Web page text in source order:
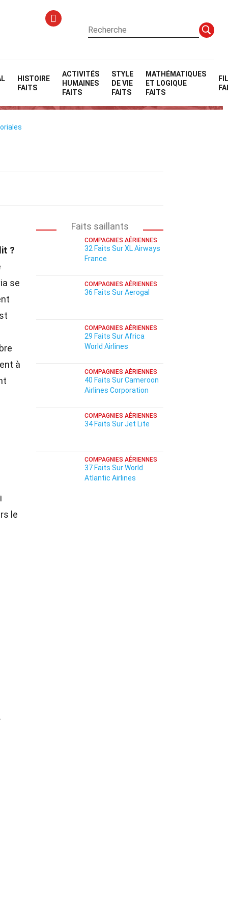
HISTOIRE
FAITS
ACTIVITÉS
HUMAINES
FAITS
STYLE
DE VIE
FAITS
MATHÉMATIQUES
ET LOGIQUE
FAITS
?
se
à
le
Faits saillants
COMPAGNIES AÉRIENNES
32 Faits Sur XL Airways
France
COMPAGNIES AÉRIENNES
36 Faits Sur Aerogal
COMPAGNIES AÉRIENNES
29 Faits Sur Africa
World Airlines
COMPAGNIES AÉRIENNES
40 Faits Sur Cameroon
Airlines Corporation
COMPAGNIES AÉRIENNES
34 Faits Sur Jet Lite
COMPAGNIES AÉRIENNES
37 Faits Sur World
Atlantic Airlines